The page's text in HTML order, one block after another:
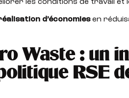
les conditions de travail et
d’économiesen
Waste : un
RSE